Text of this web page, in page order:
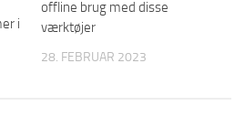
i
offline brug med disse
værktøjer
28. FEBRUAR 2023